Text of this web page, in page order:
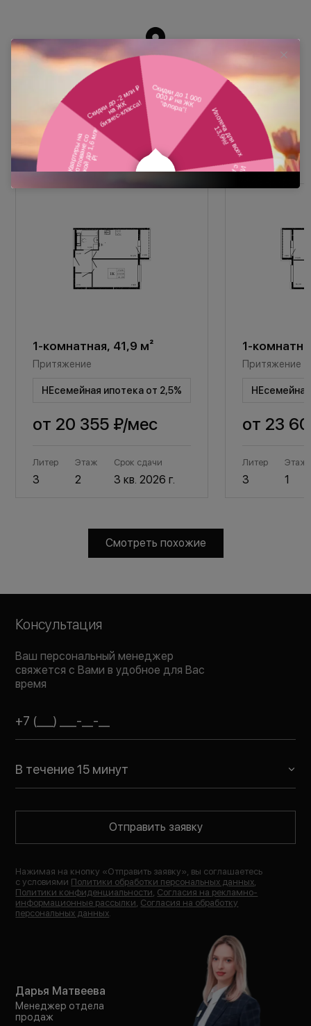
Похожие планировки
1-комнатная, 41,9 м²
Притяжение
НЕсемейная ипотека от 2,5%
от 20 355 ₽/мес
Литер
3
Этаж
2
Срок сдачи
3 кв. 2026 г.
1-
Притяжение
от 23
Литер
3
Этаж
1
Смотреть похожие
Консультация
Ваш персональный менеджер
свяжется с Вами в удобное для Вас
время
В течение 15 минут
Отправить заявку
Нажимая на кнопку «Отправить заявку», вы соглашаетесь
с условиями Политики обработки персональных данных
Политики конфиденциальности Согласия на рекламно-
информационные рассылки Согласия на обработку
персональных данных
Дарья Матвеева
Менеджер отдела
продаж